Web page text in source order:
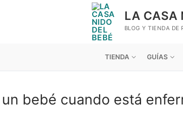
LA CASA
BLOG Y TIENDA DE
TIENDA GUÍAS
bebé cuando está